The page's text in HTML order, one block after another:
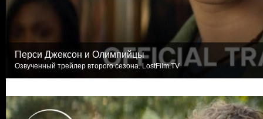
Перси Джексон и Олимпийцы
Озвученный трейлер второго сезона. LostFilm.TV